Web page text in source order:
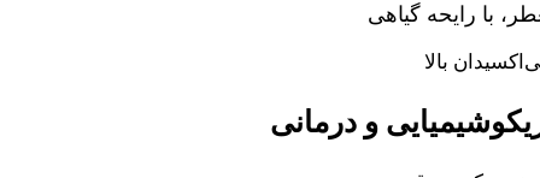
با رایحه گیاهی
بالا
و درمانی